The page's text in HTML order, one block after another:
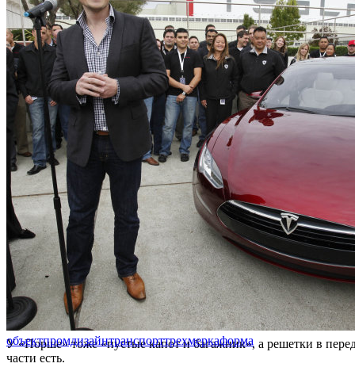
У «Порше» тоже «пустые капот и багажник», а решетки в
части есть.
объектпромдизайнтранспорттрехмеркаформа